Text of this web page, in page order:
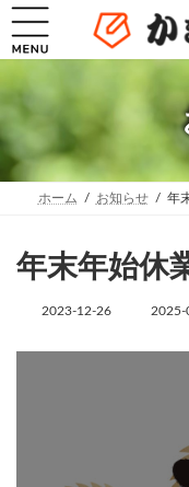
コ
テ
へ
ッ
プ
ナ
ゲ
ョ
移
動
ホーム お知らせ 年
年末年始休
2023-12-26
最
2025-